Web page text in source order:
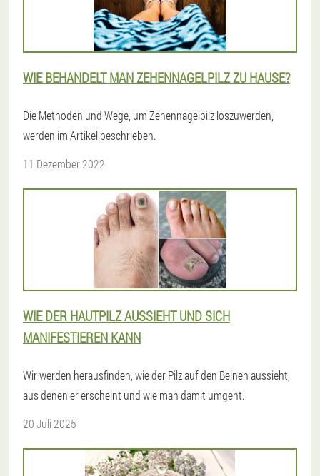
WIE BEHANDELT MAN ZEHENNAGELPILZ ZU HAUSE?
Die Methoden und Wege, um Zehennagelpilz loszuwerden,
werden im Artikel beschrieben.
11 Dezember 2022
WIE DER HAUTPILZ AUSSIEHT UND SICH
MANIFESTIEREN KANN
Wir werden herausfinden, wie der Pilz auf den Beinen aussieht,
aus denen er erscheint und wie man damit umgeht.
20 Juli 2025